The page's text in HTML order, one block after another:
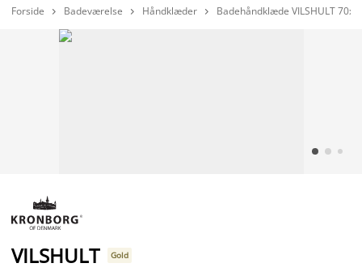
Forside  Badeværelse  Håndklæder  Badehåndklæde VILSHULT
VILSHULT Gold